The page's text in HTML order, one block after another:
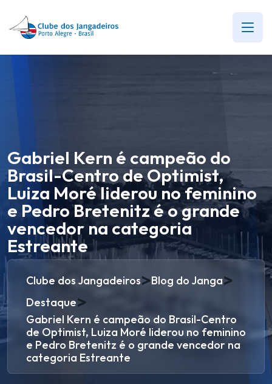
Gabriel Kern é campeão do
Brasil-Centro de Optimist,
Luiza Moré liderou no feminino
e Pedro Bretenitz é o grande
vencedor na categoria
Estreante
Clube dos Jangadeiros>Blog do Janga>
Destaque>
Gabriel Kern é campeão do Brasil-Centro
de Optimist, Luiza Moré liderou no feminino
e Pedro Bretenitz é o grande vencedor na
categoria Estreante